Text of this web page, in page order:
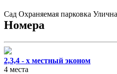
Сад Охраняемая парковка
Номера
2,3,4 - х местный эконом
4 места